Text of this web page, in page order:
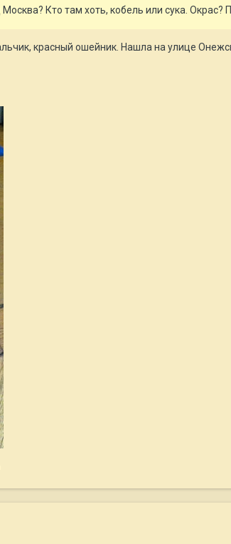
Кто там хоть, кобель или сука. Окрас?
красный ошейник. Нашла на улице